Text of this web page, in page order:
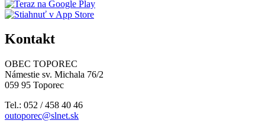
Kontakt
OBEC TOPOREC
Námestie sv. Michala 76/2
059 95 Toporec
Tel.: 052 / 458 40 46
outoporec@slnet.sk